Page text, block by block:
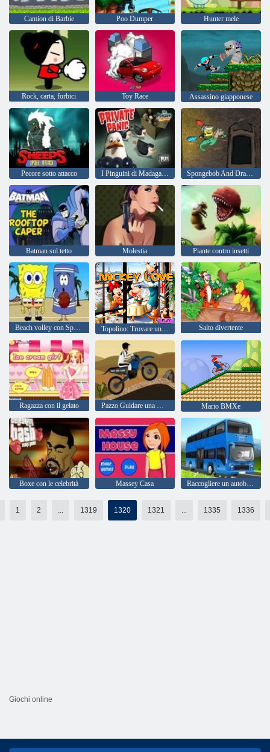
Camion di Barbie Poo Dumper Hunter mele
Rock, carta, forbici Toy Race Assassino giapponese
Pecore sotto attacco I Pinguini di Madagascar: Preda al panico Spongebob And Dragons
Batman sul tetto Molestia Piante contro insetti
Beach volley con Sponge Bob Topolino: Trovare una stella Salto divertente
Ragazza con il gelato Pazzo Guidare una moto Mario BMXe
Boxe con le celebrità Massey Casa Raccogliere un autobus a due piani
1 2 ... 1319 1320 1321 ... 1335 1336
Giochi online